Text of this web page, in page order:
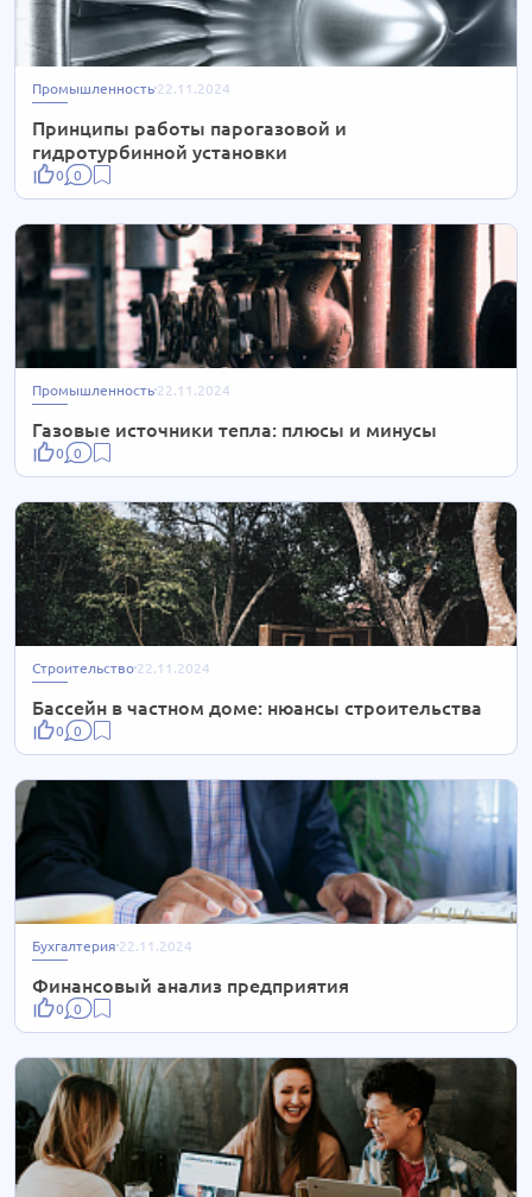
Промышленность22.11.2024
Принципы работы парогазовой и
гидротурбинной установки
0 0
Промышленность22.11.2024
Газовые источники тепла: плюсы и минусы
0 0
Строительство22.11.2024
Бассейн в частном доме: нюансы строительства
0 0
Бухгалтерия 22.11.2024
Финансовый анализ предприятия
0 0